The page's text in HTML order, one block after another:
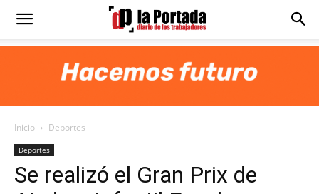
Diario
Portada
Inicio Deportes
Deportes
Se realizó el Gran Prix de